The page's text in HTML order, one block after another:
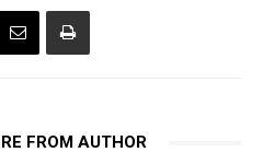
FROM AUTHOR